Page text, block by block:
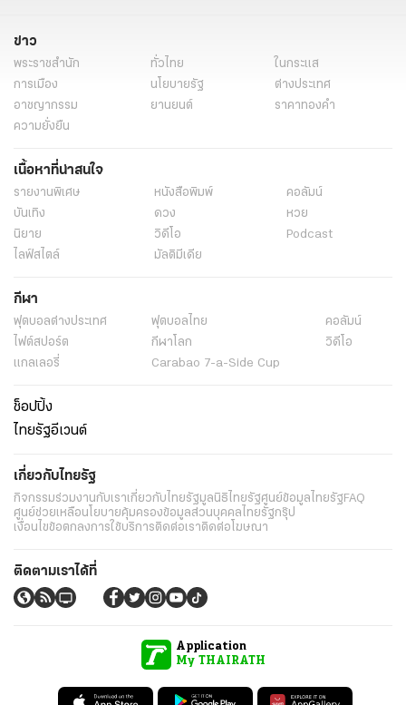
ญดา นริลญา
กองทัพ พีค มิ้นท์ รัญชน์รวี เก้า นพเก้า พีพี ปุญญ์ปรีดี
แบม สราลี
ขวัญฤทัย มาตอนไหน
ข่าว
พระราชสำนัก ทั่วไทย
ในกระแส
การเมือง
นโยบายรัฐ
ต่างประเทศ
อาชญากรรม
ยานยนต์
ราคาทองคำ
ความยั่งยืน
เนื้อหาที่น่าสนใจ
รายงานพิเศษ หนังสือพิมพ์
คอลัมน์
บันเทิง
ดวง
หวย
นิยาย
วิดีโอ
Podcast
ไลฟ์สไตล์
มัลติมีเดีย
กีฬา
ฟุตบอลต่่างประเทศ ฟุตบอลไทย
คอลัมน์
ไฟต์สปอร์ต
กีฬาโลก
วิดีโอ
แกลเลอรี่
Carabao 7-a-Side Cup
ช็อปปิ้ง
ไทยรัฐอีเวนต์
เกี่ยวกับไทยรัฐ
กิจกรรมร่วมงานกับเราเกี่ยวกับไทยรัฐมูลนิธิไทยรัฐศูนย์ข้อมูลไทยรัฐFAQ
ศูนย์ช่วยเหลือนโยบายคุ้มครองข้อมูลส่วนบุคคลไทยรัฐกรุ๊ป
เงื่อนไขข้อตกลงการใช้บริการติดต่อเราติดต่อโฆษณา
ติดตามเราได้ที่
Application
My THAIRATH